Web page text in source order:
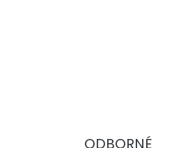
ODBORNÉ